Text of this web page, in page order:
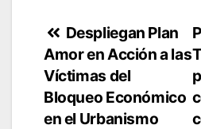
Navegación
de
entradas
Despliegan Plan
Amor en Acción a las
Víctimas del
Bloqueo Económico
en el Urbanismo